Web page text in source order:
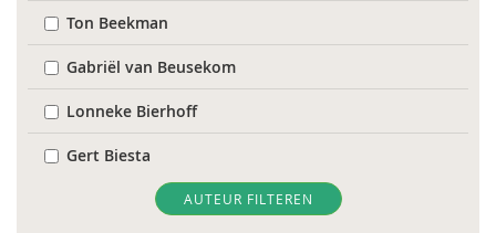
Ton Beekman
Gabriël van Beusekom
Lonneke Bierhoff
Gert Biesta
I. Van der Bij AUTEUR FILTEREN